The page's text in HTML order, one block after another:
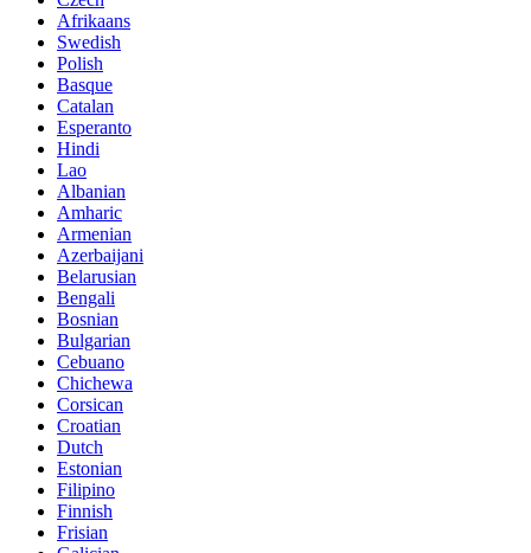
Afrikaans
Swedish
Polish
Basque
Catalan
Esperanto
Hindi
Lao
Albanian
Amharic
Armenian
Azerbaijani
Belarusian
Bengali
Bosnian
Bulgarian
Cebuano
Chichewa
Corsican
Croatian
Dutch
Estonian
Filipino
Finnish
Frisian